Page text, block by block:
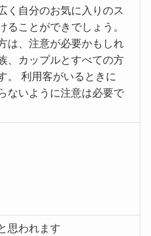
く自分のお気に入りのス
ることができでしょう。
は、注意が必要かもしれ
、カップルとすべての方
。 利用客がいるときに
ないように注意は必要で
思われます